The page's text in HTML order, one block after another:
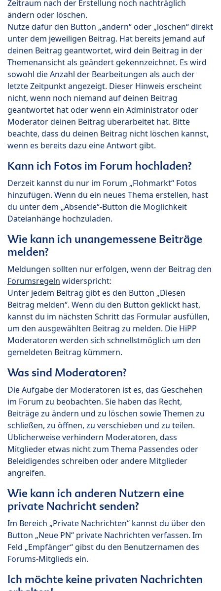
Zeitraum nach der Erstellung noch nachträglich
ändern oder löschen.
Nutze dafür den Button „ändern“ oder „löschen“ direkt
unter dem jeweiligen Beitrag. Hat bereits jemand auf
deinen Beitrag geantwortet, wird dein Beitrag in der
Themenansicht als geändert gekennzeichnet. Es wird
sowohl die Anzahl der Bearbeitungen als auch der
letzte Zeitpunkt angezeigt. Dieser Hinweis erscheint
nicht, wenn noch niemand auf deinen Beitrag
geantwortet hat oder wenn ein Administrator oder
Moderator deinen Beitrag überarbeitet hat. Bitte
beachte, dass du deinen Beitrag nicht löschen kannst,
wenn es bereits dazu eine Antwort gibt.
Kann ich Fotos im Forum hochladen?
Derzeit kannst du nur im Forum „Flohmarkt“ Fotos
hinzufügen. Wenn du ein neues Thema erstellen, hast
du unter dem „Absende“-Button die Möglichkeit
Dateianhänge hochzuladen.
Wie kann ich unangemessene Beiträge
melden?
Meldungen sollten nur erfolgen, wenn der Beitrag den
Forumsregeln widerspricht:
Unter jedem Beitrag gibt es den Button „Diesen
Beitrag melden“. Wenn du den Button geklickt hast,
kannst du im nächsten Schritt das Formular ausfüllen,
um den ausgewählten Beitrag zu melden. Die HiPP
Moderatoren werden sich schnellstmöglich um den
gemeldeten Beitrag kümmern.
Was sind Moderatoren?
Die Aufgabe der Moderatoren ist es, das Geschehen
im Forum zu beobachten. Sie haben das Recht,
Beiträge zu ändern und zu löschen sowie Themen zu
schließen, zu öffnen, zu verschieben und zu teilen.
Üblicherweise verhindern Moderatoren, dass
Mitglieder etwas nicht zum Thema Passendes oder
Beleidigendes schreiben oder andere Mitglieder
angreifen.
Wie kann ich anderen Nutzern eine
private Nachricht senden?
Im Bereich „Private Nachrichten“ kannst du über den
Button „Neue PN“ private Nachrichten verfassen. Im
Feld „Empfänger“ gibst du den Benutzernamen des
Forums-Mitglieds ein.
Ich möchte keine privaten Nachrichten